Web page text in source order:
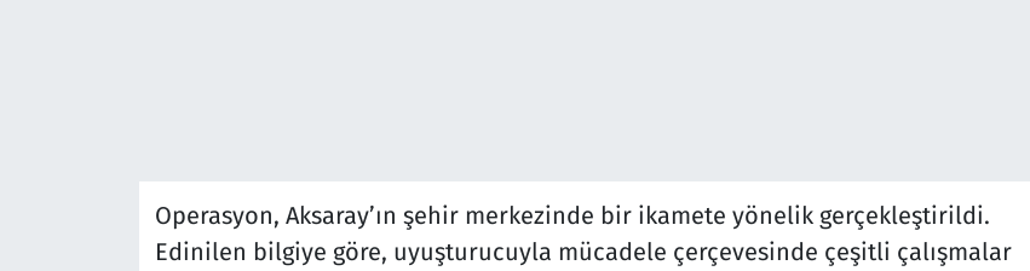
Operasyon, Aksaray’ın şehir merkezinde bir ikamete yönelik gerçekleştirildi.
Edinilen bilgiye göre, uyuşturucuyla mücadele çerçevesinde çeşitli çalışmalar